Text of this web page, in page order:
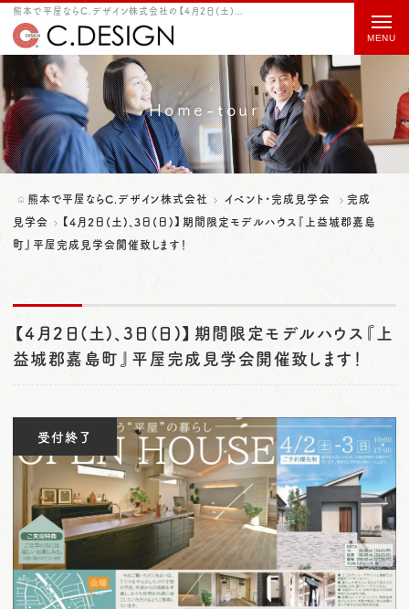
熊本で平屋ならC.デザイン株式会社の【4月2日(土)、3日(日)】期間限定モデルハウス『上益城郡嘉島町』平屋完成見学会開催致します！をご紹介
Home-tour
熊本で平屋ならC.デザイン株式会社 イベント・完成見学会
完成
見学会
【4月2日(土)、3日(日)】期間限定モデルハウス『上益城郡嘉島
町』平屋完成見学会開催致します！
【4月2日(土)、3日(日)】期間限定モデルハウス『上
益城郡嘉島町』平屋完成見学会開催致します！
受付終了
t
o
g
g
l
e
g
a
o
n